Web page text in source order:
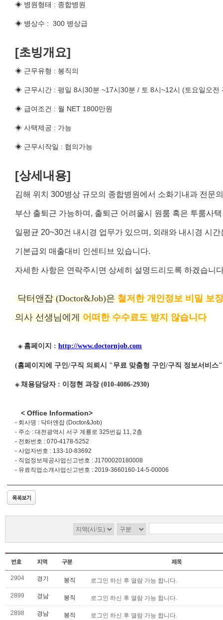
◈ 병원형태 : 종합병원
◈ 병상수 : 300 병상급
[초빙개요]
◈ 근무유형 : 봉직의
◈ 근무시간 : 평일 8시30분 ~17시30분 / 토 8시~12시 (토요일오전
◈ 급여조건 : 월 NET 1800만원
◈ 사택제공 : 가능
◈ 근무시작일 : 협의가능
[상세내용]
김해 위치 300병상 규모의 종합병원에서 소화기내과 전문
부산 출퇴근 가능하며, 출퇴근 어려울시 원룸 혹은 투룸사
일평균 20~30건 내시경 업무가 있으며, 외래와 내시경 시
기본급외 매출대비 인센티브 있습니다.
자세한 사항은 연락주시면 상세히 설명드리도록 하겠습니
닥터앤잡 (Doctor&Job)은철저한 개인정보 비밀 보
의사 선생님에게 어떠한 수수료도 받지 않습니다
◈ 홈페이지 : http://www.doctornjob.com
(홈페이지에 구인/구직 의뢰시 "무료 맞춤형 구인/구직 정보서비스
◈ 채용담당자 : 이정현 과장 (010-4086-2930)
< Office Information>
- 회사명 : 닥터앤잡 (Doctor&Job)
- 주소 : 대전광역시 서구 계룡로 325번길 11, 2층
- 전화번호 : 070-4178-5252
- 사업자번호 : 133-10-83692
- 직업정보제공사업신고번호 : J1700020180008
- 유료직업소개사업신고번호 : 2019-3660160-14-5-00006
2904 경기 봉직 로그인 하신 후 열람 가능 합니다.
2899 경남 봉직 로그인 하신 후 열람 가능 합니다.
2898 경남 봉직 로그인 하신 후 열람 가능 합니다.